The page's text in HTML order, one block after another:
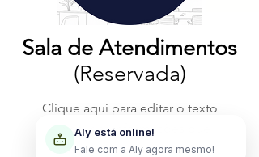
Sala de Atendimentos
(Reservada)
Clique aqui para editar o texto
e incluir as informações que
você gostaria de mostrar.
Aly está online!
Como posso ajudar sua empresa
hoje?